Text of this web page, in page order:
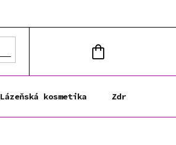
KOŠÍK
Lázeňská kosmetika Zdravá výživa